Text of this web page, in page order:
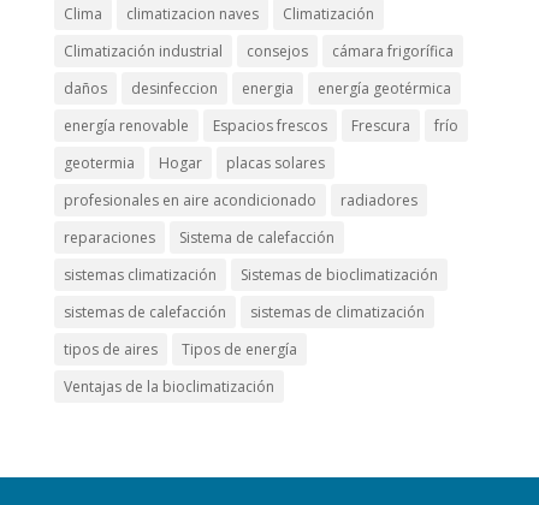
Clima
climatizacion naves
Climatización
Climatización industrial
consejos
cámara frigorífica
daños
desinfeccion energia
energía geotérmica
energía renovable
Espacios frescos Frescura
frío
geotermia
Hogar
placas solares
profesionales en aire acondicionado
radiadores
reparaciones
Sistema de calefacción
sistemas climatización
Sistemas de bioclimatización
sistemas de calefacción
sistemas de climatización
tipos de aires
Tipos de energía
Ventajas de la bioclimatización